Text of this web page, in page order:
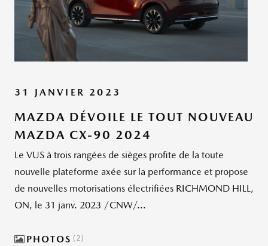
31 JANVIER 2023
MAZDA DÉVOILE LE TOUT NOUVEAU
MAZDA CX-90 2024
Le VUS à trois rangées de sièges profite de la toute
nouvelle plateforme axée sur la performance et propose
de nouvelles motorisations électrifiées RICHMOND HILL,
ON, le 31 janv. 2023 /CNW/...
PHOTOS 2